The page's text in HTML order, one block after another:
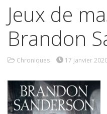
Jeux de
Brandon
Chroniques 17 janvier